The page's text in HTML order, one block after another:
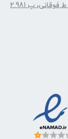
2.981